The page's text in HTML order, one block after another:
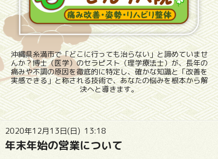
沖縄県糸満市で「どこに行っても治らない」と諦めていませ
んか？博士（医学）のセラピスト（理学療法士）が、長年の
痛みや不調の原因を徹底的に特定し、確かな知識と「改善を
実感できる」と称される技術で、あなたの悩みを根本から解
決へと導きます。
2020年12月13日(日) 13:18
年末年始の営業について